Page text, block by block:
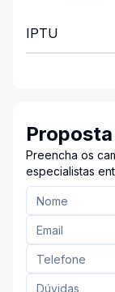
IPTU
Proposta
Preencha os
especialistas